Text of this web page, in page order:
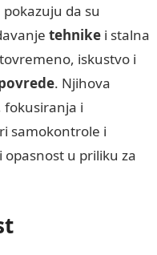
da su
tehnikei stalna
iskustvo i
. Njihova
fokusiranja i
samokontrole i
u priliku za